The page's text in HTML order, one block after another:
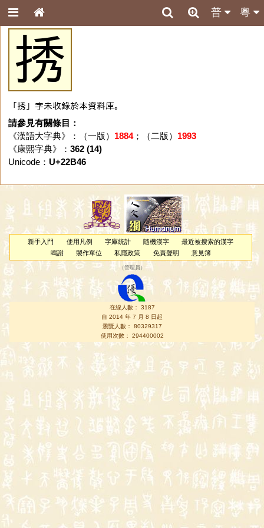
粵
普
𢭆
「𢭆」字未收錄於本資料庫。
請參見有關條目：
《漢語大字典》：（一版） 1884；（二版） 1993
《康熙字典》： 362 (14)
Unicode： U+22B46
新手入門 使用凡例 字庫統計 隨機漢字
最近被搜索的漢字
鳴謝
製作單位 私隱政策 免責聲明 意見簿
（管理員 ）
在線人數： 3187
自 2014 年 7 月 8 日起
瀏覽人數： 80329317
使用次數： 294400002